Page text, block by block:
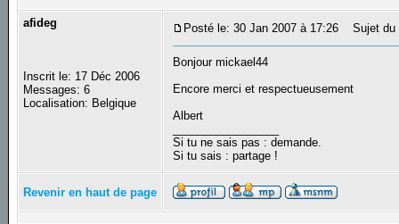
afideg
Inscrit le: 17 Déc 2006
Messages: 6
Localisation: Belgique
Posté le: 30 Jan 2007 à 17:26 Sujet du
Bonjour mickael44
Encore merci et respectueusement
Albert
Si tu ne sais pas : demande.
Si tu sais : partage !
Revenir en haut de page